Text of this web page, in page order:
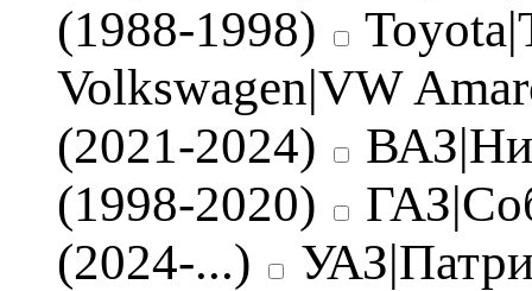
(1988-1998)
Volkswagen|VW
(2021-2024)
(1998-2020)
(2024-...)